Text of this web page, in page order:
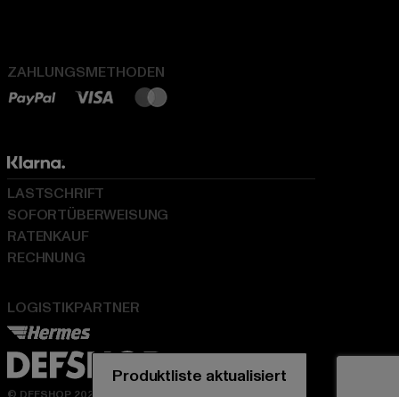
ZAHLUNGSMETHODEN
LOGISTIKPARTNER
LASTSCHRIFT
SOFORTÜBERWEISUNG
RATENKAUF
RECHNUNG